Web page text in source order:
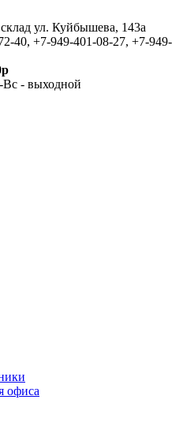
ул. Куйбышева, 143а
40, +7-949-401-08-27, +7-949-
Вс - выходной
офиса